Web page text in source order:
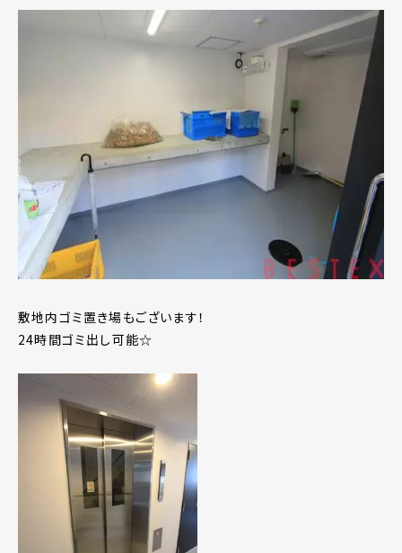
敷地内ゴミ置き場もございます！
24時間ゴミ出し可能☆